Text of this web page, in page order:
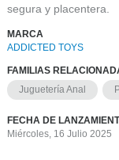
segura y placentera.
MARCA
ADDICTED TOYS
FAMILIAS
Juguetería Anal
FECHA DE
Miércoles, 16 Julio 2025